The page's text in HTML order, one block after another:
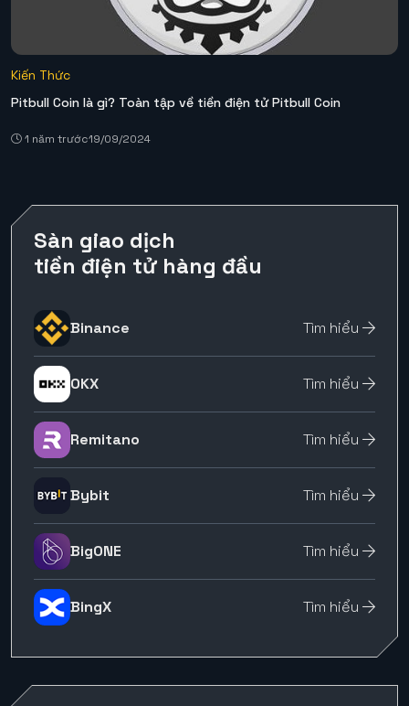
Kiến Thức
Pitbull Coin là gì? Toàn tập về tiền điện tử Pitbull Coin
1 năm trước19/09/2024
Sàn giao dịch
tiền điện tử hàng đầu
Binance Tìm hiểu
OKX Tìm hiểu
Remitano Tìm hiểu
Bybit Tìm hiểu
BigONE Tìm hiểu
BingX Tìm hiểu